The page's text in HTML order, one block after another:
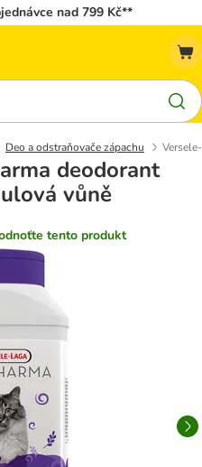
nad 799 Kč**
Deo a odstraňovače zápachu
deodorant
vůně
tento produkt